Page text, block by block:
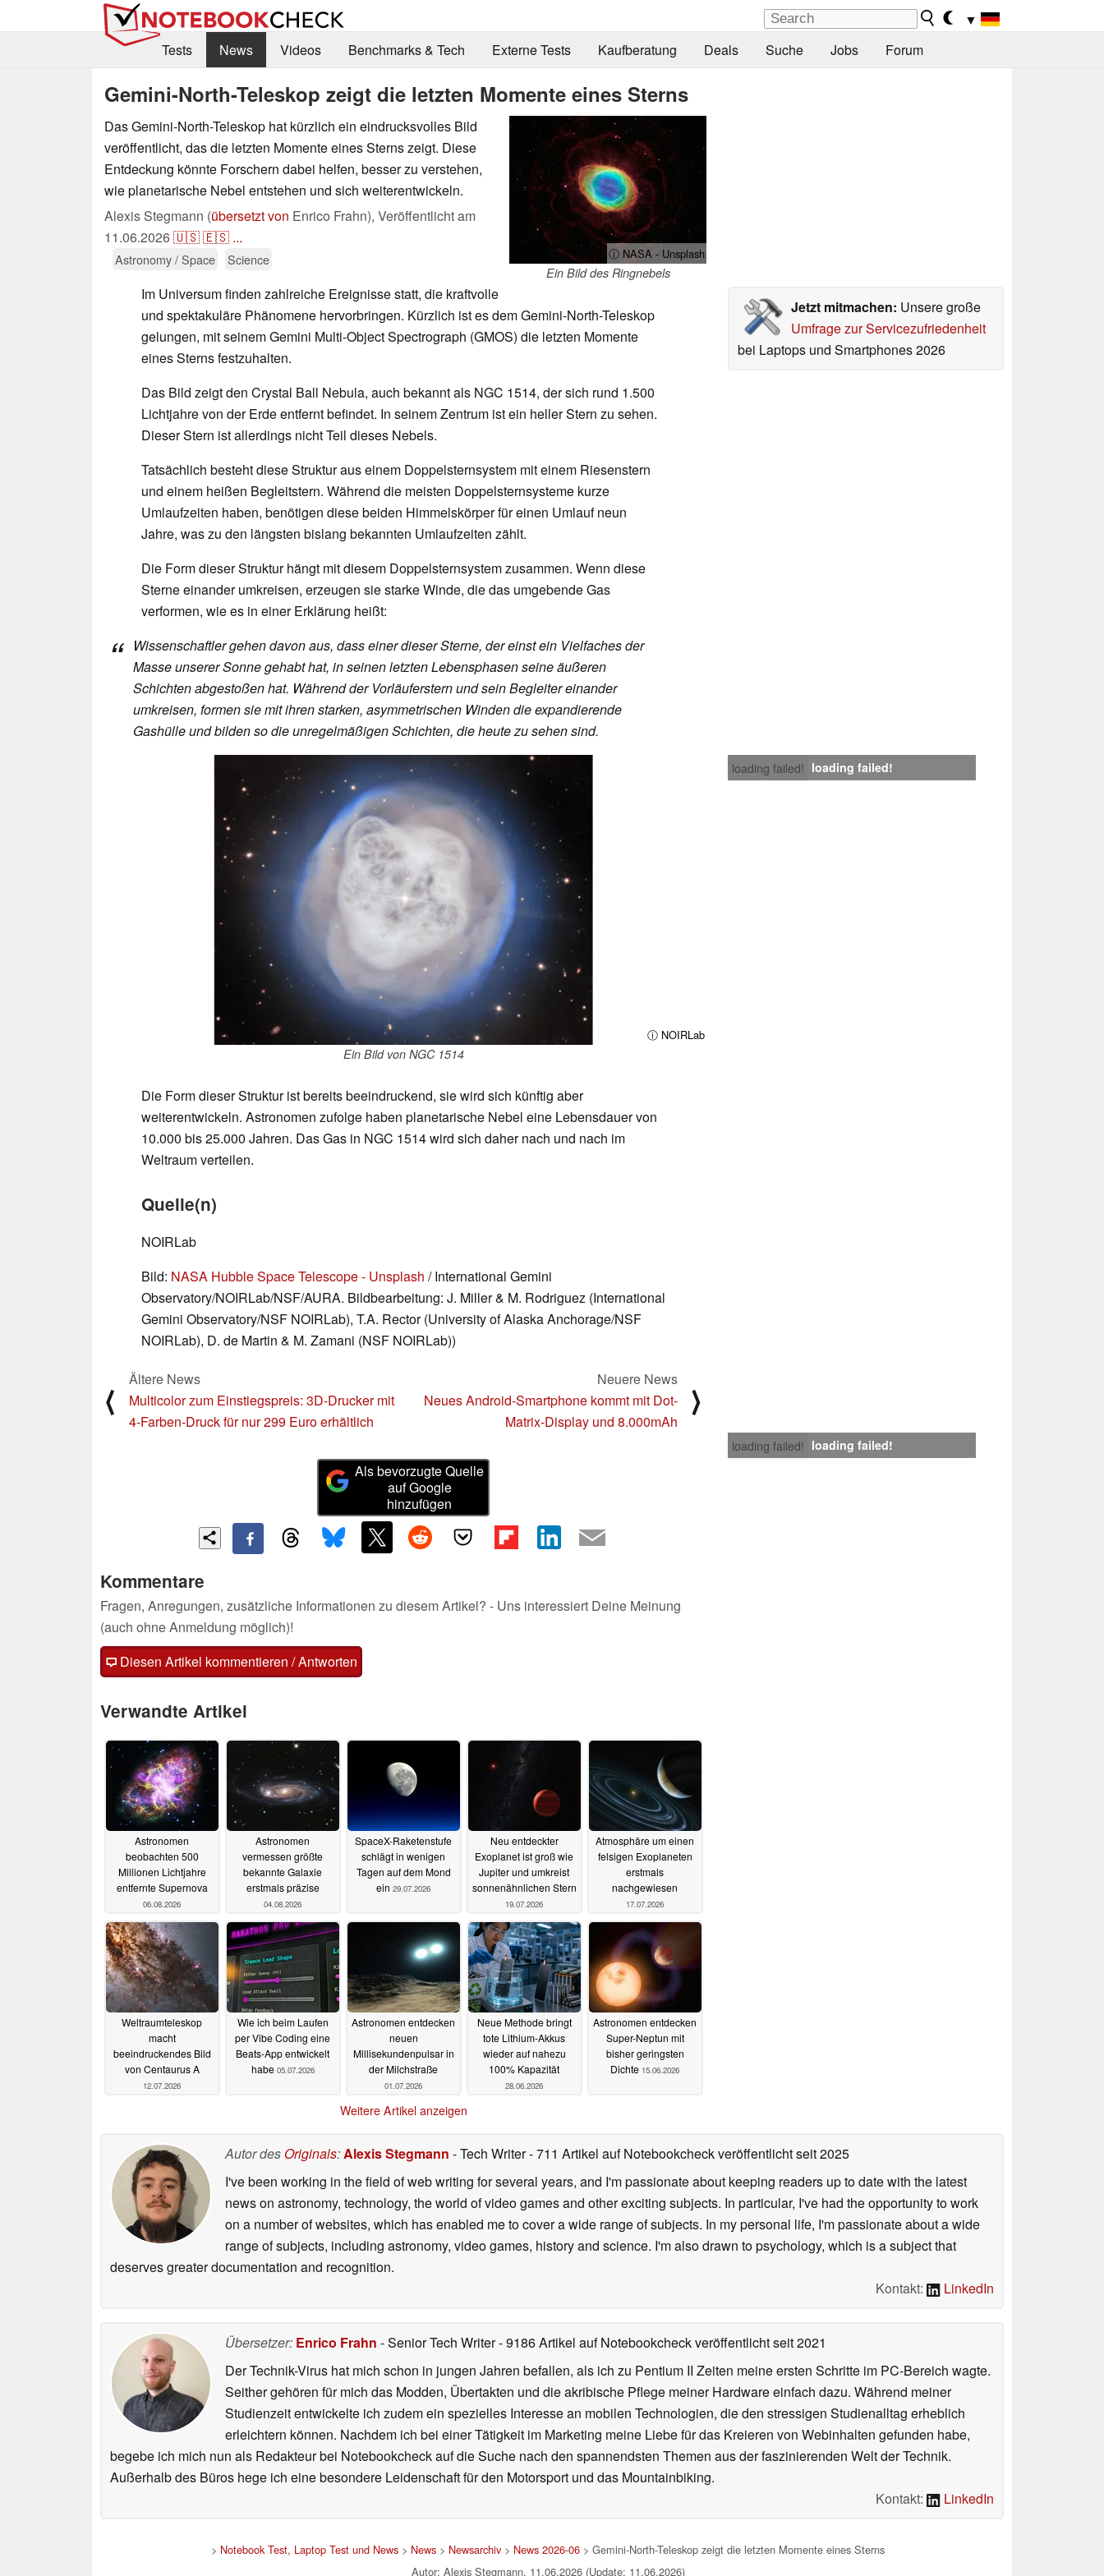
▼
Tests
News Videos Benchmarks & Tech Externe Tests Kaufberatung Deals Suche Jobs Forum
Gemini-North-Teleskop zeigt die letzten Momente eines Sterns
ⓘ NASA - Unsplash
Ein Bild des Ringnebels
Das Gemini-North-Teleskop hat kürzlich ein eindrucksvolles Bild
veröffentlicht, das die letzten Momente eines Sterns zeigt. Diese
Entdeckung könnte Forschern dabei helfen, besser zu verstehen,
wie planetarische Nebel entstehen und sich weiterentwickeln.
Alexis Stegmann (übersetzt von Enrico Frahn), Veröffentlicht am
11.06.2026🇺🇸🇪🇸 ...
Astronomy / Space Science
Jetzt mitmachen: Unsere große
Umfrage zur Servicezufriedenheit
bei Laptops und Smartphones 2026
Im Universum finden zahlreiche Ereignisse statt, die kraftvolle
und spektakuläre Phänomene hervorbringen. Kürzlich ist es dem Gemini-North-Teleskop
gelungen, mit seinem Gemini Multi-Object Spectrograph (GMOS) die letzten Momente
eines Sterns festzuhalten.
Das Bild zeigt den Crystal Ball Nebula, auch bekannt als NGC 1514, der sich rund 1.500
Lichtjahre von der Erde entfernt befindet. In seinem Zentrum ist ein heller Stern zu sehen.
Dieser Stern ist allerdings nicht Teil dieses Nebels.
Tatsächlich besteht diese Struktur aus einem Doppelsternsystem mit einem Riesenstern
und einem heißen Begleitstern. Während die meisten Doppelsternsysteme kurze
Umlaufzeiten haben, benötigen diese beiden Himmelskörper für einen Umlauf neun
Jahre, was zu den längsten bislang bekannten Umlaufzeiten zählt.
Die Form dieser Struktur hängt mit diesem Doppelsternsystem zusammen. Wenn diese
Sterne einander umkreisen, erzeugen sie starke Winde, die das umgebende Gas
verformen, wie es in einer Erklärung heißt:
Wissenschaftler gehen davon aus, dass einer dieser Sterne, der einst ein Vielfaches der
Masse unserer Sonne gehabt hat, in seinen letzten Lebensphasen seine äußeren
Schichten abgestoßen hat. Während der Vorläuferstern und sein Begleiter einander
umkreisen, formen sie mit ihren starken, asymmetrischen Winden die expandierende
Gashülle und bilden so die unregelmäßigen Schichten, die heute zu sehen sind.
loading failed! loading failed!
ⓘ NOIRLab
Ein Bild von NGC 1514
Die Form dieser Struktur ist bereits beeindruckend, sie wird sich künftig aber
weiterentwickeln. Astronomen zufolge haben planetarische Nebel eine Lebensdauer von
10.000 bis 25.000 Jahren. Das Gas in NGC 1514 wird sich daher nach und nach im
Weltraum verteilen.
Quelle(n)
NOIRLab
Bild: NASA Hubble Space Telescope - Unsplash / International Gemini
Observatory/NOIRLab/NSF/AURA. Bildbearbeitung: J. Miller & M. Rodriguez (International
Gemini Observatory/NSF NOIRLab), T.A. Rector (University of Alaska Anchorage/NSF
NOIRLab), D. de Martin & M. Zamani (NSF NOIRLab))
⟨
Ältere News
Multicolor zum Einstiegspreis: 3D-Drucker mit
4-Farben-Druck für nur 299 Euro erhältlich
Neuere News
Neues Android-Smartphone kommt mit Dot-
Matrix-Display und 8.000mAh
⟩
loading failed! loading failed!
Als bevorzugte Quelle
auf Google
hinzufügen
Kommentare
Fragen, Anregungen, zusätzliche Informationen zu diesem Artikel? - Uns interessiert Deine Meinung
(auch ohne Anmeldung möglich)!
Diesen Artikel kommentieren / Antworten
Verwandte Artikel
Astronomen
beobachten 500
Millionen Lichtjahre
entfernte Supernova
06.08.2026
Astronomen
vermessen größte
bekannte Galaxie
erstmals präzise
04.08.2026
SpaceX-Raketenstufe
schlägt in wenigen
Tagen auf dem Mond
ein 29.07.2026
Neu entdeckter
Exoplanet ist groß wie
Jupiter und umkreist
sonnenähnlichen Stern
19.07.2026
Atmosphäre um einen
felsigen Exoplaneten
erstmals
nachgewiesen
17.07.2026
Weltraumteleskop
macht
beeindruckendes Bild
von Centaurus A
12.07.2026
Wie ich beim Laufen
per Vibe Coding eine
Beats-App entwickelt
habe 05.07.2026
Astronomen entdecken
neuen
Millisekundenpulsar in
der Milchstraße
01.07.2026
Neue Methode bringt
tote Lithium-Akkus
wieder auf nahezu
100% Kapazität
28.06.2026
Astronomen entdecken
Super-Neptun mit
bisher geringsten
Dichte 15.06.2026
Weitere Artikel anzeigen
Autor des Originals:Alexis Stegmann - Tech Writer- 711 Artikel auf Notebookcheck veröffentlichtseit 2025
I've been working in the field of web writing for several years, and I'm passionate about keeping readers up to date with the latest
news on astronomy, technology, the world of video games and other exciting subjects. In particular, I've had the opportunity to work
on a number of websites, which has enabled me to cover a wide range of subjects. In my personal life, I'm passionate about a wide
range of subjects, including astronomy, video games, history and science. I'm also drawn to psychology, which is a subject that
deserves greater documentation and recognition.
Kontakt:
LinkedIn
Übersetzer: Enrico Frahn - Senior Tech Writer- 9186 Artikel auf Notebookcheck veröffentlichtseit 2021
Der Technik-Virus hat mich schon in jungen Jahren befallen, als ich zu Pentium II Zeiten meine ersten Schritte im PC-Bereich wagte.
Seither gehören für mich das Modden, Übertakten und die akribische Pflege meiner Hardware einfach dazu. Während meiner
Studienzeit entwickelte ich zudem ein spezielles Interesse an mobilen Technologien, die den stressigen Studienalltag erheblich
erleichtern können. Nachdem ich bei einer Tätigkeit im Marketing meine Liebe für das Kreieren von Webinhalten gefunden habe,
begebe ich mich nun als Redakteur bei Notebookcheck auf die Suche nach den spannendsten Themen aus der faszinierenden Welt der Technik.
Außerhalb des Büros hege ich eine besondere Leidenschaft für den Motorsport und das Mountainbiking.
Kontakt:
LinkedIn
> Notebook Test, Laptop Test und News > News > Newsarchiv > News 2026-06 > Gemini-North-Teleskop zeigt die letzten Momente eines Sterns
Autor: Alexis Stegmann, 11.06.2026 (Update: 11.06.2026)